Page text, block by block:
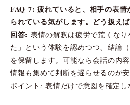
FAQ 7: 疲れていると、相手の表
られている気がします。どう扱え
回答: 表情の解釈は疲労で荒くな
た」という体験を認めつつ、結論
を保留します。可能なら会話の内
情報も集めて判断を遅らせるのが安
ポイント: 表情だけで意図を確定し